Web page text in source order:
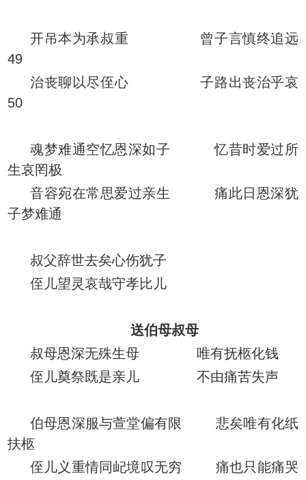
开吊本为承叔重 曾子言慎终追远
49
治丧聊以尽侄心 子路出丧治乎哀
50
魂梦难通空忆恩深如子 忆昔时爱过所
生哀罔极
音容宛在常思爱过亲生 痛此日恩深犹
子梦难通
叔父辞世去矣心伤犹子
侄儿望灵哀哉守孝比儿
送伯母叔母
叔母恩深无殊生母 唯有抚柩化钱
侄儿奠祭既是亲儿 不由痛苦失声
伯母恩深服与萱堂偏有限 悲矣唯有化纸
扶柩
侄儿义重情同屺境叹无穷 痛也只能痛哭